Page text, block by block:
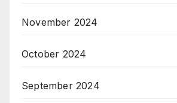
November 2024
October 2024
September 2024